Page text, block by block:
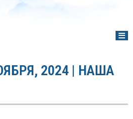
2024 | НАША